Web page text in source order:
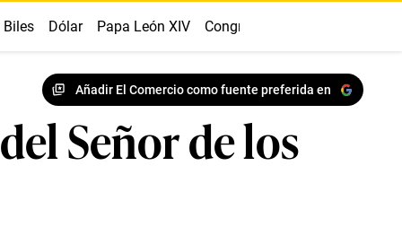
Dólar Papa León XIV Congreso
Añadir El Comercio como fuente preferida en
Señor de los